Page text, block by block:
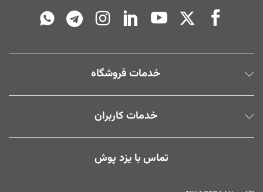
خدمات فروشگاه
خدمات کاربران
تماس با یزد پوش